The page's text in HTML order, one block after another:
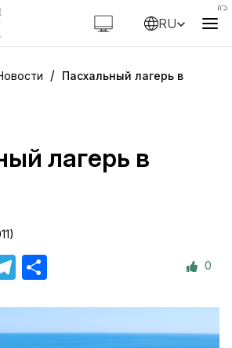
RU
/ Пасхальный лагерь в
лагерь в
Telegram 0